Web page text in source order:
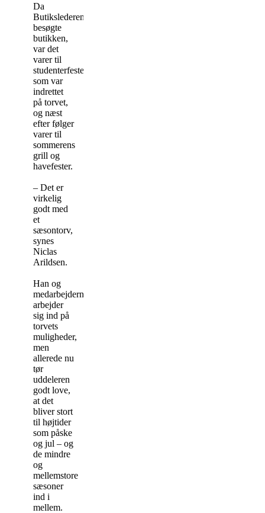
Da
Butikslederen
besøgte
butikken,
var det
varer til
studenterfesterne,
som var
indrettet
på torvet,
og næst
efter følger
varer til
sommerens
grill og
havefester.
– Det er
virkelig
godt med
et
sæsontorv,
synes
Niclas
Arildsen.
Han og
medarbejderne
arbejder
sig ind på
torvets
muligheder,
men
allerede nu
tør
uddeleren
godt love,
at det
bliver stort
til højtider
som påske
og jul – og
de mindre
og
mellemstore
sæsoner
ind i
mellem.